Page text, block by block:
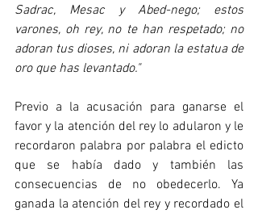
Sadrac, Mesac y Abed-nego; estos
varones, oh rey, no te han respetado; no
adoran tus dioses, ni adoran la estatua de
oro que has levantado."
Previo a la acusación para ganarse el
favor y la atención del rey lo adularon y le
recordaron palabra por palabra el edicto
que se había dado y también las
consecuencias de no obedecerlo. Ya
ganada la atención del rey y recordado el